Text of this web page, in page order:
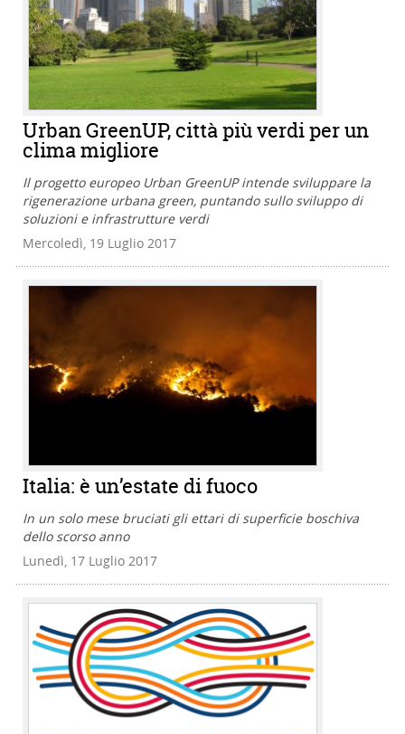
Urban GreenUP, città più verdi per un
clima migliore
Il progetto europeo Urban GreenUP intende sviluppare la
rigenerazione urbana green, puntando sullo sviluppo di
soluzioni e infrastrutture verdi
Mercoledì, 19 Luglio 2017
Italia: è un’estate di fuoco
In un solo mese bruciati gli ettari di superficie boschiva
dello scorso anno
Lunedì, 17 Luglio 2017